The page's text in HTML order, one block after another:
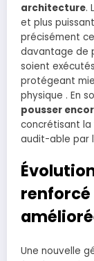
architecture.
et plus
précisément
davantage de
soient
protégeant
physique . En
pousser
concrétisant la
audit-able par
Une nouvelle